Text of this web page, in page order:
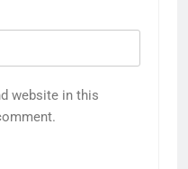
website in this
अयोध्या में आने वाले भक्तों
लक्ष्मण द्वार